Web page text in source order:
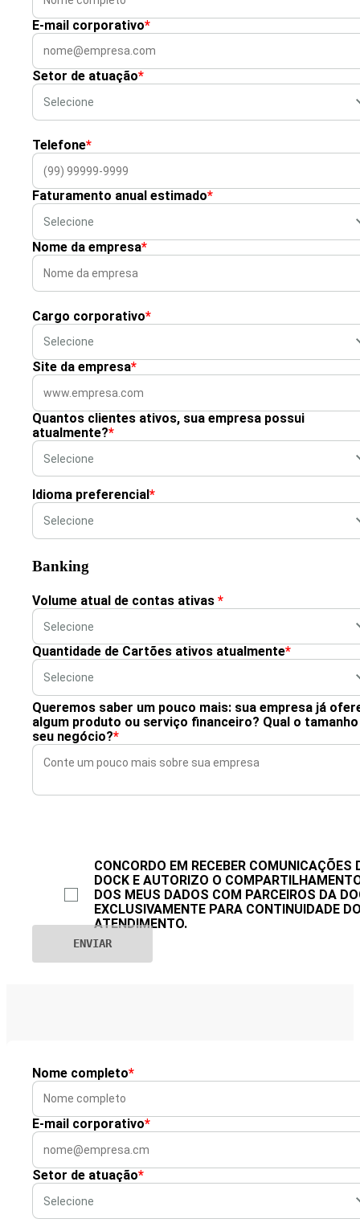
E-mail corporativo*
Setor de atuação*
Telefone*
Faturamento anual estimado*
Nome da empresa*
Cargo corporativo*
Site da empresa*
Quantos clientes ativos, sua empresa possui
atualmente?*
Idioma preferencial *
Banking
Volume atual de contas ativas *
Quantidade de Cartões ativos atualmente*
Queremos saber um pouco mais: sua empresa já
algum produto ou serviço financeiro? Qual o
seu negócio?*
CONCORDO EM RECEBER COMUNICAÇÕES
DOCK E AUTORIZO O
DOS MEUS DADOS COM PARCEIROS DA
EXCLUSIVAMENTE PARA CONTINUIDADE
ATENDIMENTO.
Nome completo*
E-mail corporativo*
Setor de atuação*